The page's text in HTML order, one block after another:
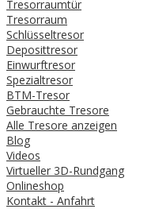
Tresorraumtür
Tresorraum
Schlüsseltresor
Deposittresor
Einwurftresor
Spezialtresor
BTM-Tresor
Gebrauchte Tresore
Alle Tresore anzeigen
Blog
Videos
Virtueller 3D-Rundgang
Onlineshop
Kontakt - Anfahrt